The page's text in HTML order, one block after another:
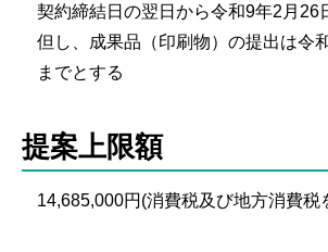
契約締結日の翌日から令和9年2月26
但し、成果品（印刷物）の提出は令
までとする
提案上限額
14,685,000円(消費税及び地方消費税